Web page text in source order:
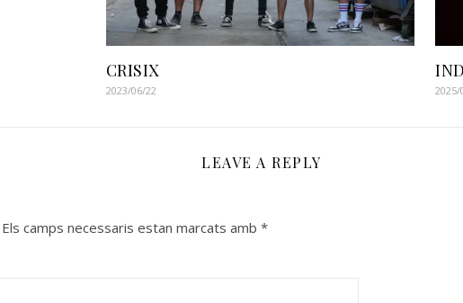
CRISIX
2023/06/22 2025/
LEAVE A REPLY
Els camps necessaris estan marcats amb *